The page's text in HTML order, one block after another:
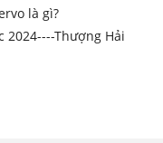
là gì?
2024----Thượng Hải